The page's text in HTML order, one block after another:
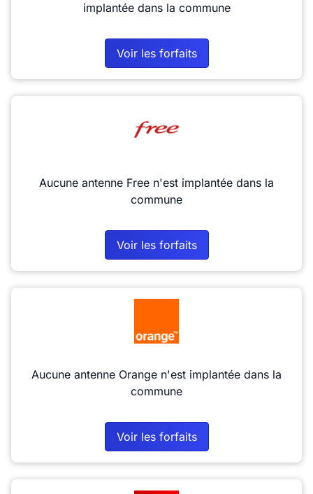
implantée dans la commune
Voir les forfaits
Aucune antenne Free n'est implantée dans la
commune
Voir les forfaits
Aucune antenne Orange n'est implantée dans la
commune
Voir les forfaits